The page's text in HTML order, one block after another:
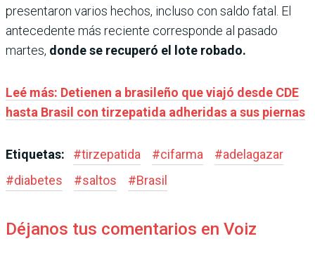
presentaron varios hechos, incluso con saldo fatal. El
antecedente más reciente corresponde al pasado
martes, donde se recuperó el lote robado.
Leé más: Detienen a brasileño que viajó desde CDE
hasta Brasil con tirzepatida adheridas a sus piernas
Etiquetas: #tirzepatida #cifarma #adelagazar
#diabetes #saltos #Brasil
Déjanos tus comentarios en Voiz